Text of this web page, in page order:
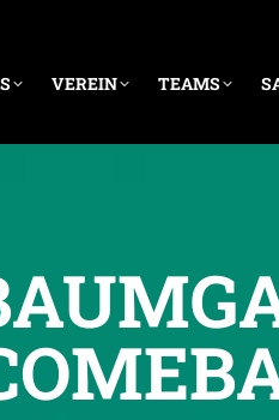
VEREIN TEAMS